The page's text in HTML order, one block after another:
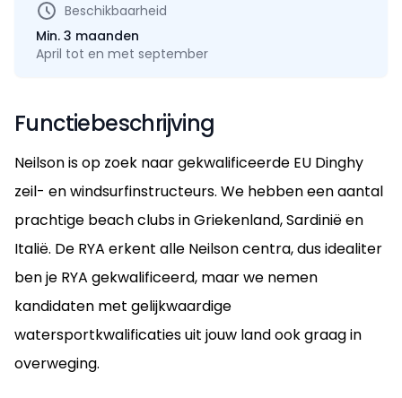
Beschikbaarheid
Min. 3 maanden
April tot en met september
Functiebeschrijving
Neilson is op zoek naar gekwalificeerde EU Dinghy
zeil- en windsurfinstructeurs. We hebben een aantal
prachtige beach clubs in Griekenland, Sardinië en
Italië. De RYA erkent alle Neilson centra, dus idealiter
ben je RYA gekwalificeerd, maar we nemen
kandidaten met gelijkwaardige
watersportkwalificaties uit jouw land ook graag in
overweging.